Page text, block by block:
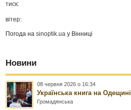
тиск:
вітер:
Погода наsinoptik.ua у Вінниці
Новини
08 червня 2026 о 16:34
Українська книга на Одещині
Громадянська